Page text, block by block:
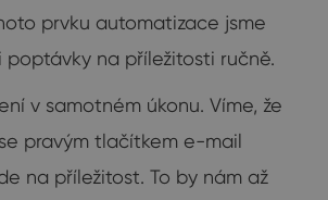
prvku automatizace jsme
na příležitosti ručně.
v samotném úkonu. Víme, že
pravým tlačítkem e-mail
na příležitost. To by nám až